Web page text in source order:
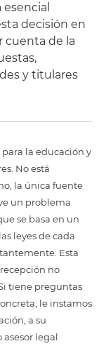
decisión en
cuenta de la
y titulares
la educación y
No está
la única fuente
un problema
se basa en un
leyes de cada
Esta
no
tiene preguntas
le instamos
a su
legal